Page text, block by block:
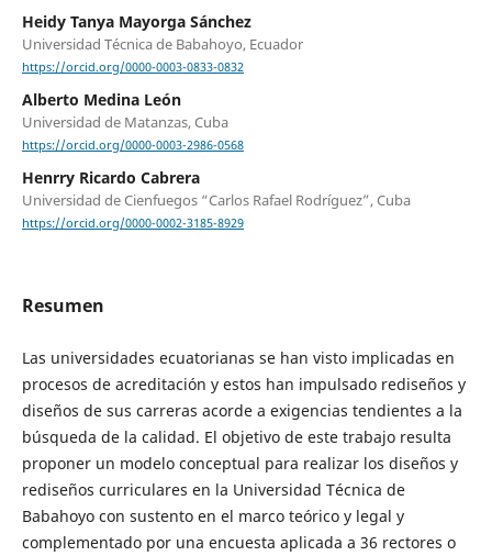
Heidy Tanya Mayorga Sánchez
Universidad Técnica de Babahoyo, Ecuador
https://orcid.org/0000-0003-0833-0832
Alberto Medina León
Universidad de Matanzas, Cuba
https://orcid.org/0000-0003-2986-0568
Henrry Ricardo Cabrera
Universidad de Cienfuegos “Carlos Rafael Rodríguez”, Cuba
https://orcid.org/0000-0002-3185-8929
Resumen
Las universidades ecuatorianas se han visto implicadas en
procesos de acreditación y estos han impulsado rediseños y
diseños de sus carreras acorde a exigencias tendientes a la
búsqueda de la calidad. El objetivo de este trabajo resulta
proponer un modelo conceptual para realizar los diseños y
rediseños curriculares en la Universidad Técnica de
Babahoyo con sustento en el marco teórico y legal y
complementado por una encuesta aplicada a 36 rectores o